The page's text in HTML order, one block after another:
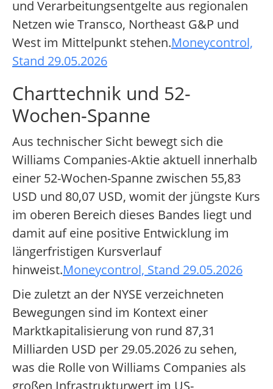
und Verarbeitungsentgelte aus regionalen
Netzen wie Transco, Northeast G&P und
West im Mittelpunkt stehen.Moneycontrol,
Stand 29.05.2026
Charttechnik und 52-
Wochen-Spanne
Aus technischer Sicht bewegt sich die
Williams Companies-Aktie aktuell innerhalb
einer 52-Wochen-Spanne zwischen 55,83
USD und 80,07 USD, womit der jüngste Kurs
im oberen Bereich dieses Bandes liegt und
damit auf eine positive Entwicklung im
längerfristigen Kursverlauf
hinweist.Moneycontrol, Stand 29.05.2026
Die zuletzt an der NYSE verzeichneten
Bewegungen sind im Kontext einer
Marktkapitalisierung von rund 87,31
Milliarden USD per 29.05.2026 zu sehen,
was die Rolle von Williams Companies als